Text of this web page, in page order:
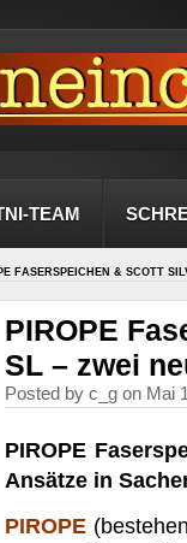
TEAM
FASERSPEICHEN & SCOTT
PIROPE
SL – zwei
Posted by c_g on Mai
PIROPE
Ansätze in
PIROPE